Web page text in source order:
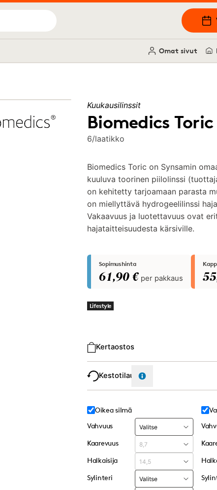
Omat sivut
Kuukausilinssit
Biomedics Toric
6/laatikko
Biomedics Toric on Synsamin
kuuluva toorinen piilolinssi
on kehitetty tarjoamaan parasta
on miellyttävä hydrogeelilinssi
Vakaavuus ja luotettavuus ovat
hajataitteisuudesta kärsiville.
Sopimushinta
61,90 € per pakkaus
Lifestyle
Kertaostos
Kestotilaus
Oikea silmä
Vahvuus
Kaarevuus
Halkaisija
Sylinteri